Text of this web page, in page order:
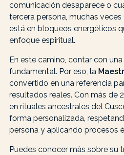
comunicación desaparece o
tercera persona, muchas
está en bloqueos energéticos
enfoque espiritual.
En este camino, contar con
fundamental. Por eso, la
convertido en una referencia
resultados reales. Con más de
en rituales ancestrales del
forma personalizada,
persona y aplicando procesos
Puedes conocer más sobre su